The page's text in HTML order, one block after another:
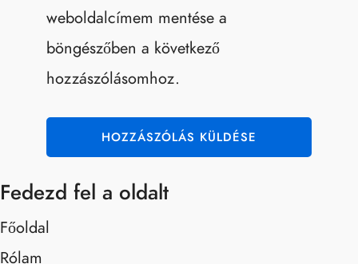
weboldalcímem mentése a
böngészőben a következő
hozzászólásomhoz.
Fedezd fel a oldalt
Főoldal
Rólam